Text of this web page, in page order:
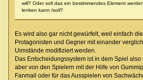
will? Oder soll das ein bestimmendes Element
lenken kann /soll?
Es wird also gar nicht gewürfelt, weil einfach
Protagonisten und Gegner mit einander
Uimstände modifiziert werden.
Das Entscheidungssystem ist in dem Spiel
aber von den Spielern mit der Hilfe von
Fanmail oder für das Ausspielen von